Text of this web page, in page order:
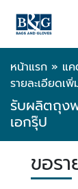
หน้าแรก » แ
รายละเอียดเพิ่
รับผลิตถุง
เอกรุ๊ป
ขอร